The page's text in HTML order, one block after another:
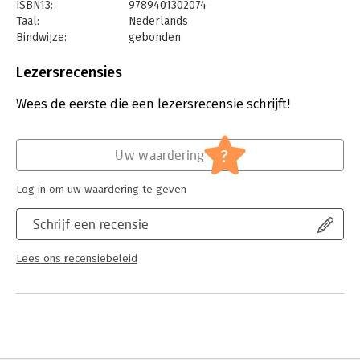
ISBN13:
9789401302074
Taal:
Nederlands
Bindwijze:
gebonden
Uitgever:
Verschijningsdatum:
15-11-2018
Lezersrecensies
Wees de eerste die een lezersrecensie schrijft!
Schrijf een recensie
Lees ons recensiebeleid
Uw waardering ?
Log in om uw waardering te geven